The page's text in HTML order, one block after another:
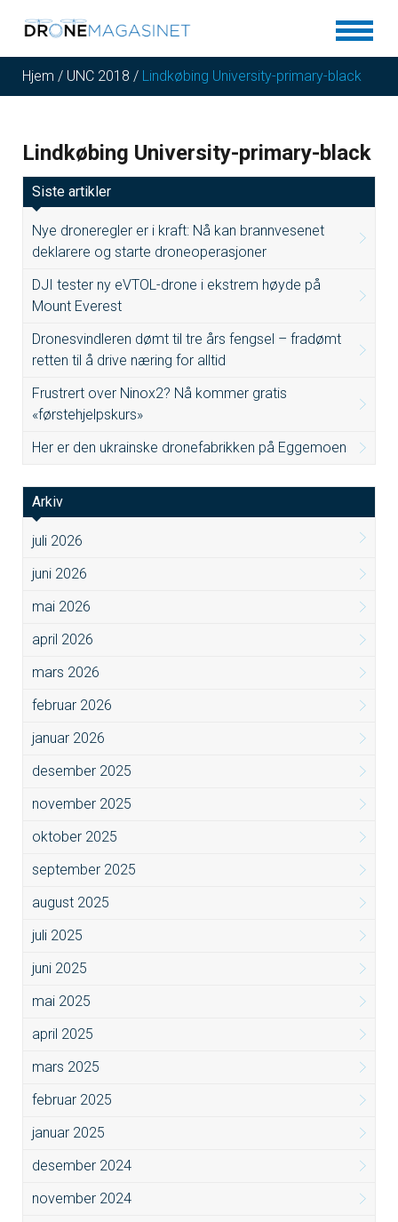
Hjem / UNC 2018 / Lindkøbing University-primary-black
Lindkøbing University-primary-black
Siste artikler
Nye droneregler er i kraft: Nå kan brannvesenet
deklarere og starte droneoperasjoner
DJI tester ny eVTOL-drone i ekstrem høyde på
Mount Everest
Dronesvindleren dømt til tre års fengsel – fradømt
retten til å drive næring for alltid
Frustrert over Ninox2? Nå kommer gratis
«førstehjelpskurs»
Her er den ukrainske dronefabrikken på Eggemoen
Arkiv
juli 2026
juni 2026
mai 2026
april 2026
mars 2026
februar 2026
januar 2026
desember 2025
november 2025
oktober 2025
september 2025
august 2025
juli 2025
juni 2025
mai 2025
april 2025
mars 2025
februar 2025
januar 2025
desember 2024
november 2024